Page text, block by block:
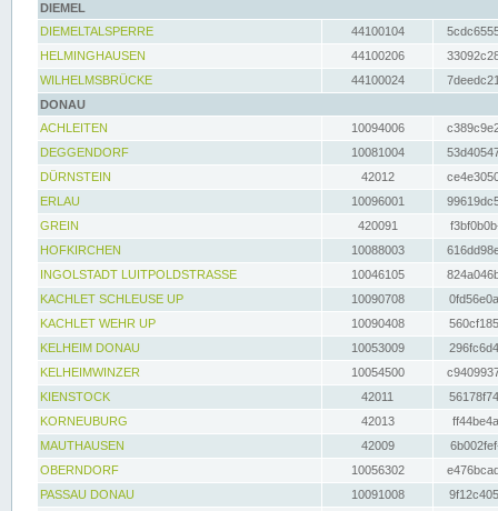
DIEMEL
DIEMELTALSPERRE
44100104
HELMINGHAUSEN
44100206
WILHELMSBRÜCKE
44100024
DONAU
ACHLEITEN
10094006
DEGGENDORF
10081004
DÜRNSTEIN
42012
ERLAU
10096001
GREIN
420091
HOFKIRCHEN
10088003
INGOLSTADT LUITPOLDSTRASSE
10046105
KACHLET SCHLEUSE UP
10090708
KACHLET WEHR UP
10090408
KELHEIM DONAU
10053009
KELHEIMWINZER
10054500
KIENSTOCK
42011
KORNEUBURG
42013
MAUTHAUSEN
42009
OBERNDORF
10056302
PASSAU DONAU
10091008